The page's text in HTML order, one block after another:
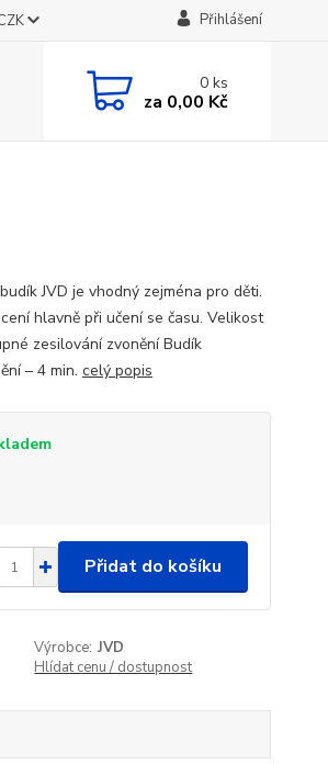
Přihlášení
0ks
za 0,00 Kč
JVD je vhodný zejména pro děti.
hlavně při učení se času. Velikost
zesilování zvonění Budík
– 4 min. celý popis
Přidat do košíku
Výrobce: JVD
Hlídat cenu / dostupnost